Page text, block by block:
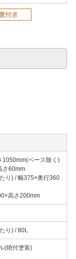
1050mm(ベース除く)
さ60mm
り) / 幅375×奥行360
高さ200mm
り) / 80L
(焼付塗装)